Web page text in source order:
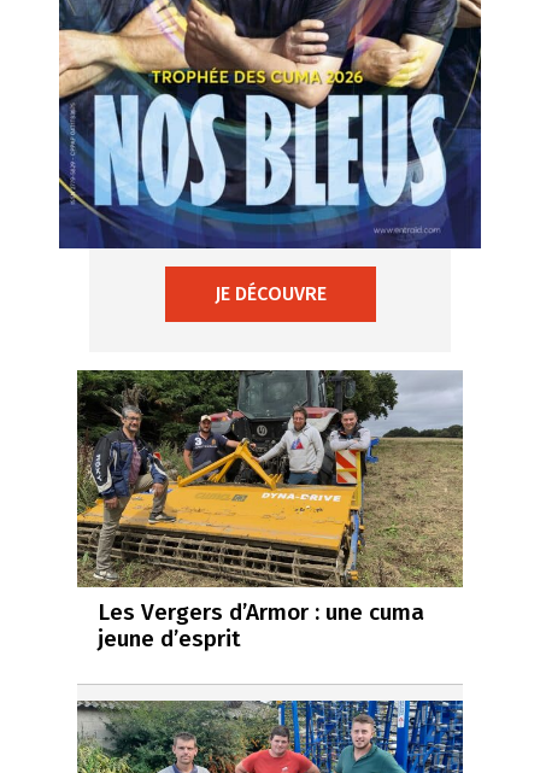
JE DÉCOUVRE
Les Vergers d’Armor : une cuma
jeune d’esprit